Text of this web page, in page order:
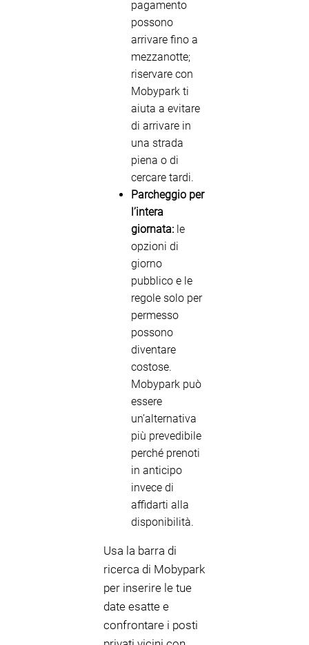
pagamento
possono
arrivare fino a
mezzanotte;
riservare con
Mobypark ti
aiuta a evitare
di arrivare in
una strada
piena o di
cercare tardi.
Parcheggio per
l’intera
giornata: le
opzioni di
giorno
pubblico e le
regole solo per
permesso
possono
diventare
costose.
Mobypark può
essere
un’alternativa
più prevedibile
perché prenoti
in anticipo
invece di
affidarti alla
disponibilità.
Usa la barra di
ricerca di Mobypark
per inserire le tue
date esatte e
confrontare i posti